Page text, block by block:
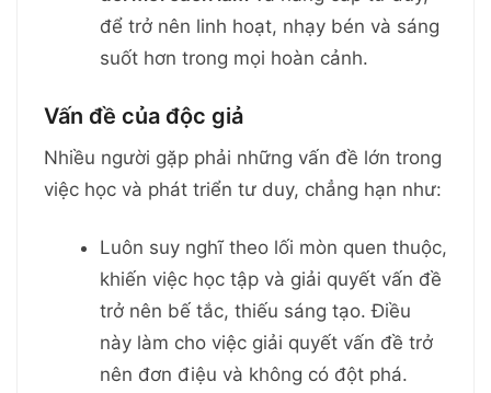
để trở nên linh hoạt, nhạy bén và sáng
suốt hơn trong mọi hoàn cảnh.
Vấn đề của độc giả
Nhiều người gặp phải những vấn đề lớn trong
việc học và phát triển tư duy, chẳng hạn như:
Luôn suy nghĩ theo lối mòn quen thuộc,
khiến việc học tập và giải quyết vấn đề
trở nên bế tắc, thiếu sáng tạo. Điều
này làm cho việc giải quyết vấn đề trở
nên đơn điệu và không có đột phá.